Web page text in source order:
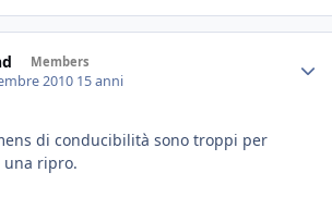
Members
2010 15 anni
di conducibilità sono troppi per
una ripro.